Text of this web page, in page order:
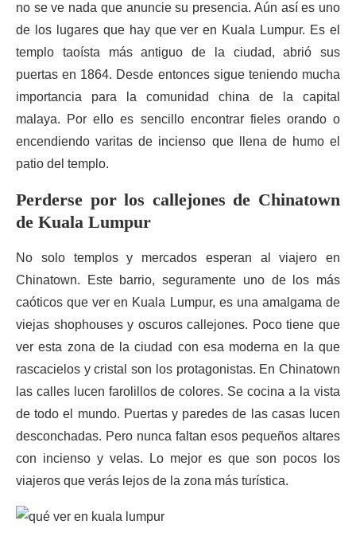
no se ve nada que anuncie su presencia. Aún así es uno
de los lugares que hay que ver en Kuala Lumpur. Es el
templo taoísta más antiguo de la ciudad, abrió sus
puertas en 1864. Desde entonces sigue teniendo mucha
importancia para la comunidad china de la capital
malaya. Por ello es sencillo encontrar fieles orando o
encendiendo varitas de incienso que llena de humo el
patio del templo.
Perderse por los callejones de Chinatown
de Kuala Lumpur
No solo templos y mercados esperan al viajero en
Chinatown. Este barrio, seguramente uno de los más
caóticos que ver en Kuala Lumpur, es una amalgama de
viejas shophouses y oscuros callejones. Poco tiene que
ver esta zona de la ciudad con esa moderna en la que
rascacielos y cristal son los protagonistas. En Chinatown
las calles lucen farolillos de colores. Se cocina a la vista
de todo el mundo. Puertas y paredes de las casas lucen
desconchadas. Pero nunca faltan esos pequeños altares
con incienso y velas. Lo mejor es que son pocos los
viajeros que verás lejos de la zona más turística.